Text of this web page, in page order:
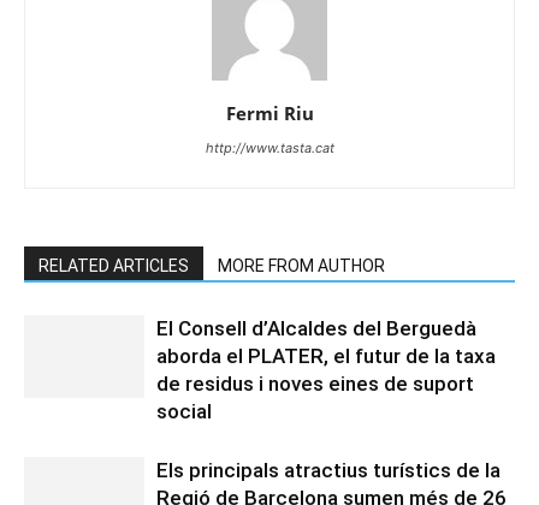
Fermi Riu
http://www.tasta.cat
RELATED ARTICLES MORE FROM AUTHOR
El Consell d’Alcaldes del Berguedà
aborda el PLATER, el futur de la taxa
de residus i noves eines de suport
social
Els principals atractius turístics de la
Regió de Barcelona sumen més de 26